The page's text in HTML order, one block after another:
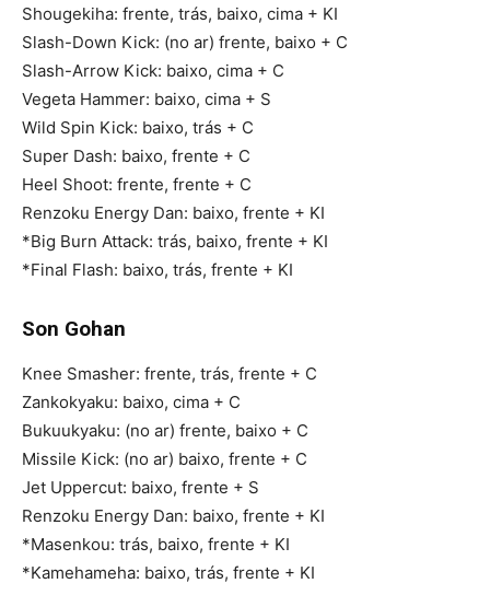
Shougekiha: frente, trás, baixo, cima + KI
Slash-Down Kick: (no ar) frente, baixo + C
Slash-Arrow Kick: baixo, cima + C
Vegeta Hammer: baixo, cima + S
Wild Spin Kick: baixo, trás + C
Super Dash: baixo, frente + C
Heel Shoot: frente, frente + C
Renzoku Energy Dan: baixo, frente + KI
*Big Burn Attack: trás, baixo, frente + KI
*Final Flash: baixo, trás, frente + KI
Son Gohan
Knee Smasher: frente, trás, frente + C
Zankokyaku: baixo, cima + C
Bukuukyaku: (no ar) frente, baixo + C
Missile Kick: (no ar) baixo, frente + C
Jet Uppercut: baixo, frente + S
Renzoku Energy Dan: baixo, frente + KI
*Masenkou: trás, baixo, frente + KI
*Kamehameha: baixo, trás, frente + KI